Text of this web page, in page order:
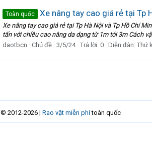
Toàn quốc Xe nâng tay cao giá rẻ tại Tp
Xe nâng tay cao giá rẻ tại Tp Hà Nội và Tp Hồ Chí
tấn với chiều cao nâng da dạng từ 1m tới 3m Cách
daotbcn
Chủ đề 3/5/24 Trả lời: 0 Diễn đàn: Thứ
© 2012-2026 | Rao vặt miễn phítoàn quốc